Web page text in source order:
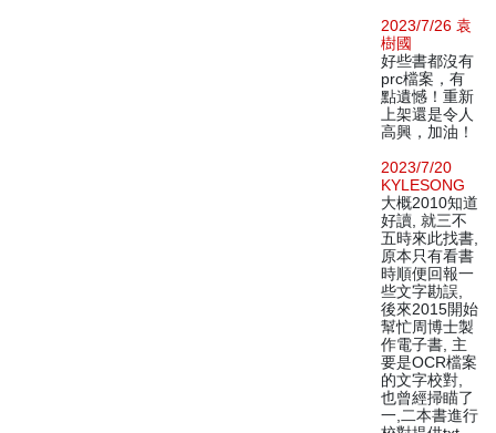
2023/7/26 袁
樹國
好些書都沒有
prc檔案，有
點遺憾！重新
上架還是令人
高興，加油！
2023/7/20
KYLESONG
大概2010知道
好讀, 就三不
五時來此找書,
原本只有看書
時順便回報一
些文字勘誤,
後來2015開始
幫忙周博士製
作電子書, 主
要是OCR檔案
的文字校對,
也曾經掃瞄了
一,二本書進行